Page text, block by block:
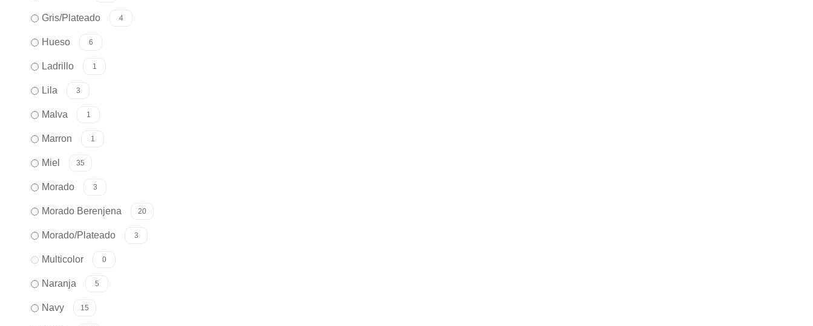
Gris/Plateado 4
Hueso 6
Ladrillo 1
Lila 3
Malva 1
Marron 1
Miel 35
Morado 3
Morado Berenjena 20
Morado/Plateado 3
Multicolor 0
Naranja 5
Navy 15